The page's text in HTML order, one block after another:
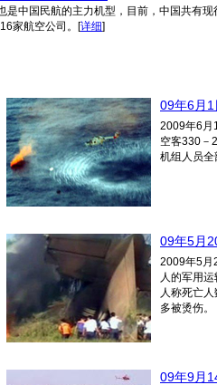
是中国民航的主力机型，目前，中国共有
家航空公司。 [详细]
09年6月
2009年6月
空客330－
机组人员全
09年5月
2009年5月
人的军用
人称死亡
多被烫伤。
09年9月